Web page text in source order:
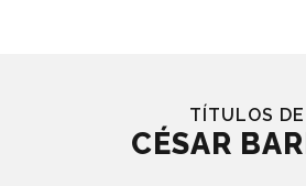
TÍTULOS DE
CÉSAR